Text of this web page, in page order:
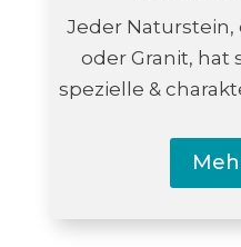
Jeder Naturstein,
oder Granit, hat
spezielle &